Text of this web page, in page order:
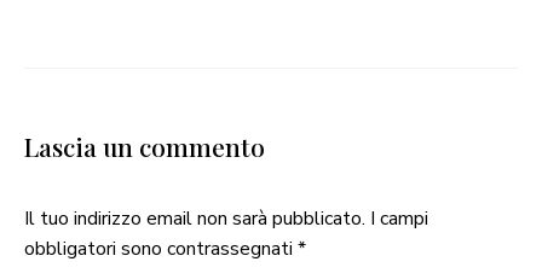
Lascia un commento
Il tuo indirizzo email non sarà pubblicato. I campi
obbligatori sono contrassegnati *